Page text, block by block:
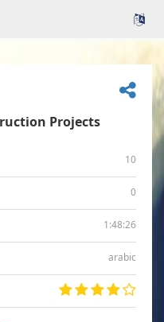
Projects
10
0
1:48:26
arabic